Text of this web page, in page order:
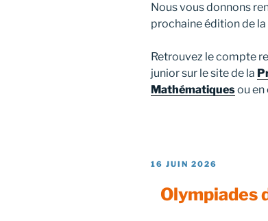
Nous vous donnons
prochaine édition de
Retrouvez le compte
junior sur le site de la
Mathématiquesou
PUBLIÉ
16 JUIN 2026
Olympiades